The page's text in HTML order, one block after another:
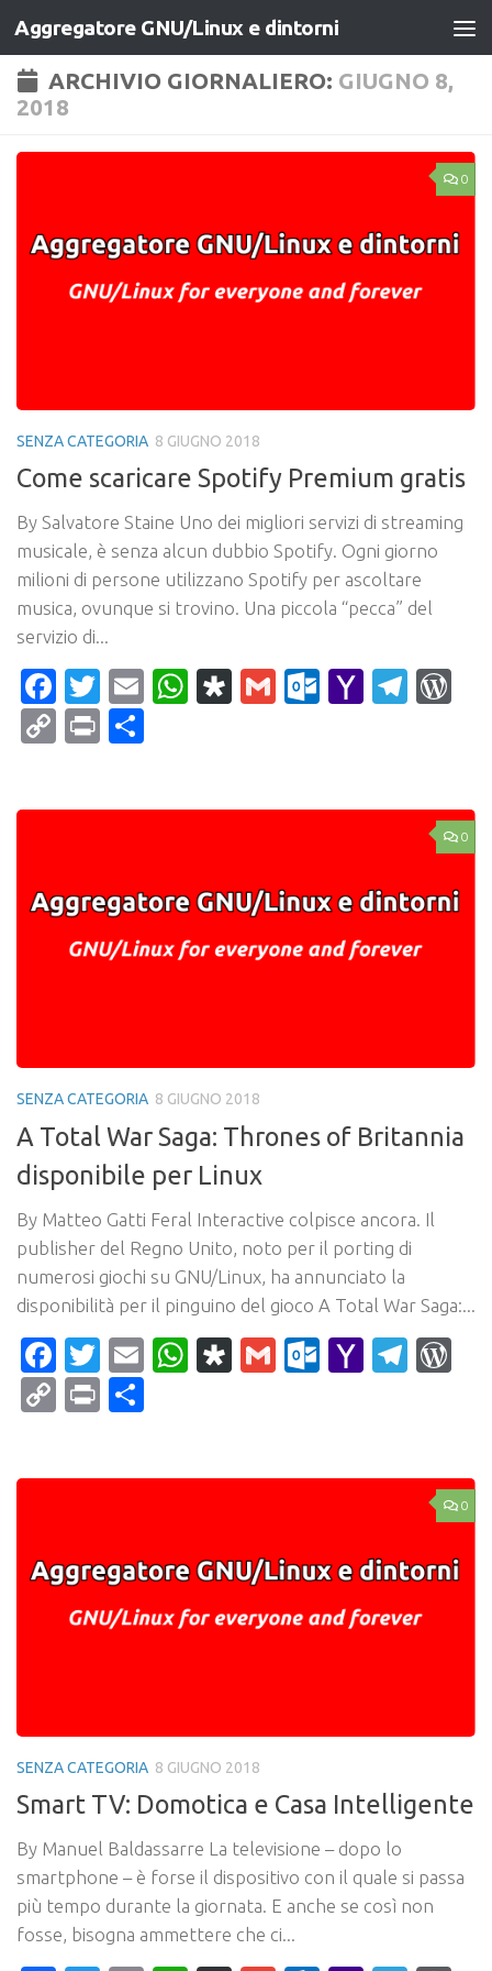
Salta al contenuto
Aggregatore GNU/Linux e dintorni
ARCHIVIO GIORNALIERO: GIUGNO 8,
2018
0
SENZA CATEGORIA 8 GIUGNO 2018
Come scaricare Spotify Premium gratis
By Salvatore Staine Uno dei migliori servizi di streaming
musicale, è senza alcun dubbio Spotify. Ogni giorno
milioni di persone utilizzano Spotify per ascoltare
musica, ovunque si trovino. Una piccola “pecca” del
servizio di...
Facebook
Twitter
EmailWhatsApp
Diaspora
Gmail Yahoo
CopyPrint
0
SENZA CATEGORIA 8 GIUGNO 2018
A Total War Saga: Thrones of Britannia
disponibile per Linux
By Matteo Gatti Feral Interactive colpisce ancora. Il
publisher del Regno Unito, noto per il porting di
numerosi giochi su GNU/Linux, ha annunciato la
disponibilità per il pinguino del gioco A Total War Saga:...
Facebook
Twitter
EmailWhatsApp
Diaspora
Gmail Yahoo
CopyPrint
0
SENZA CATEGORIA 8 GIUGNO 2018
Smart TV: Domotica e Casa Intelligente
By Manuel Baldassarre La televisione – dopo lo
smartphone – è forse il dispositivo con il quale si passa
più tempo durante la giornata. E anche se così non
fosse, bisogna ammettere che ci...